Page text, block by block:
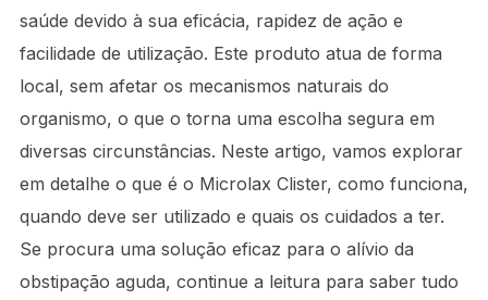
saúde devido à sua eficácia, rapidez de ação e
facilidade de utilização. Este produto atua de forma
local, sem afetar os mecanismos naturais do
organismo, o que o torna uma escolha segura em
diversas circunstâncias. Neste artigo, vamos explorar
em detalhe o que é o Microlax Clister, como funciona,
quando deve ser utilizado e quais os cuidados a ter.
Se procura uma solução eficaz para o alívio da
obstipação aguda, continue a leitura para saber tudo